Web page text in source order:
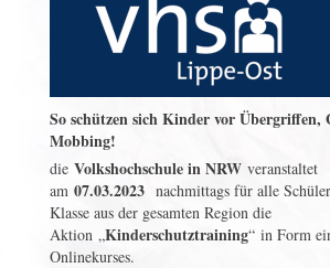
So schützen sich Kinder vor Übergriffen,
Mobbing!
die Volkshochschule in NRW veranstaltet
am07.03.2023 nachmittags für alle
Klasse aus der gesamten Region die
Aktion „Kinderschutztraining“ in Form
Onlinekurses.